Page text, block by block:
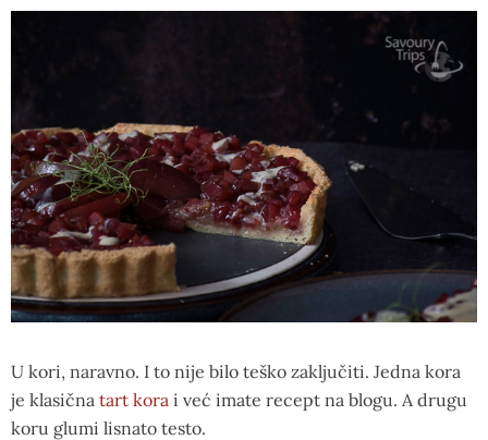
U kori, naravno. I to nije bilo teško zaključiti. Jedna kora
je klasična tart kora i već imate recept na blogu. A drugu
koru glumi lisnato testo.